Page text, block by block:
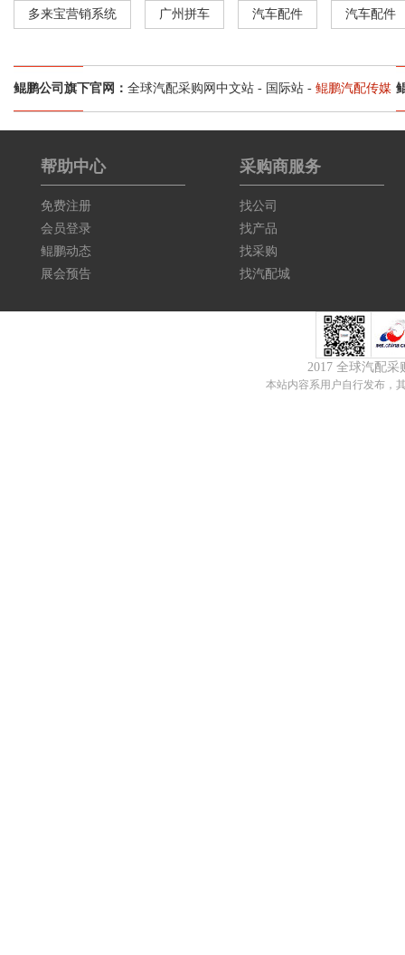
多来宝营销系统 广州拼车 汽车配件 汽车配件
鲲鹏公司旗下官网： 全球汽配采购网中文站 - 国际站 - 鲲鹏汽配传媒
帮助中心
免费注册
会员登录
鲲鹏动态
展会预告
采购商服务
找公司
找产品
找采购
找汽配城
2017 全球汽配
本站内容系用户自行发布，